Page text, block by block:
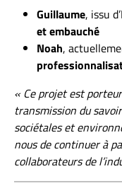
Guillaume, issu
et embauché
Noah,
« Ce projet est
transmission du
sociétales et
nous de continuer à
collaborateurs de